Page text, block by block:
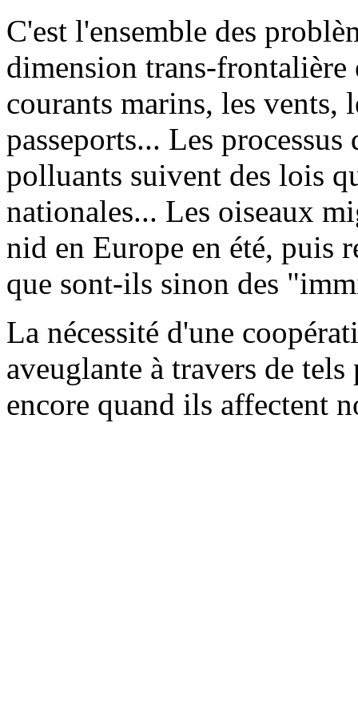
C'est l'ensemble des
dimension trans-frontalière
courants marins, les vents,
passeports... Les
polluants suivent des lois
nationales... Les oiseaux
nid en Europe en été, puis
que sont-ils sinon des
La nécessité d'une
aveuglante à travers de
encore quand ils affectent